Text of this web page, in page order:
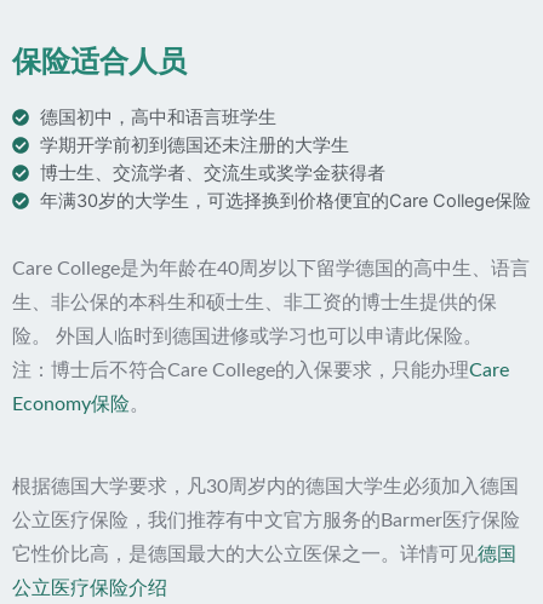
保险适合人员
德国初中，高中和语言班学生
学期开学前初到德国还未注册的大学生
博士生、交流学者、交流生或奖学金获得者
年满30岁的大学生，可选择换到价格便宜的Care College保险
Care College是为年龄在40周岁以下留学德国的高中生、语言
生、非公保的本科生和硕士生、非工资的博士生提供的保
险。 外国人临时到德国进修或学习也可以申请此保险。
注：博士后不符合Care College的入保要求，只能办理Care
Economy保险。
根据德国大学要求，凡30周岁内的德国大学生必须加入德国
公立医疗保险，我们推荐有中文官方服务的Barmer医疗保险
它性价比高，是德国最大的大公立医保之一。详情可见德国
公立医疗保险介绍